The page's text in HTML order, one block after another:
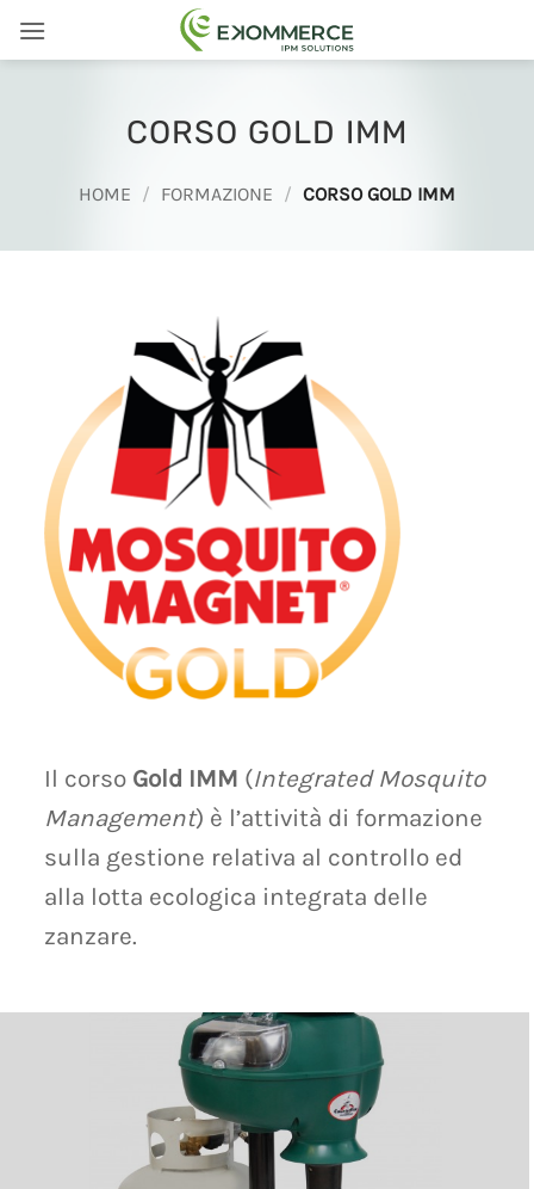
CORSO GOLD IMM
HOME / FORMAZIONE / CORSO GOLD IMM
Il corso Gold IMM (Integrated Mosquito
Management) è l’attività di formazione
sulla gestione relativa al controllo ed
alla lotta ecologica integrata delle
zanzare.